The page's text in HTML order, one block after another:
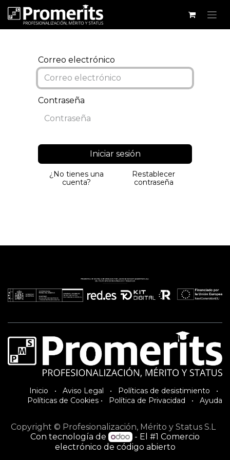
Correo electrónico
Contraseña
Iniciar sesión
¿No tienes una
cuenta?
Restablecer
contraseña
Inici​o • Aviso Legal • Políticas de desistimiento
•
Políticas de Cookies • Política de Privacidad • Ayuda
Copyright © Profesionalización, Mérito y Status S.L
Con tecnología de
- El #1 Comercio
electrónico de código abierto